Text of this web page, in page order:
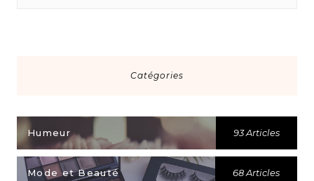
Catégories
Humeur 93 Articles
Mode et Beauté 68 Articles